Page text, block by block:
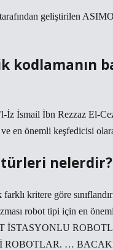
geliştirilen
kodlamanın
İz İsmail İbn Rezzaz El-
en önemli keşfedicisi
türleri nelerdir?
kritere göre
robot tipi için en
İSTASYONLU
ROBOTLAR. …